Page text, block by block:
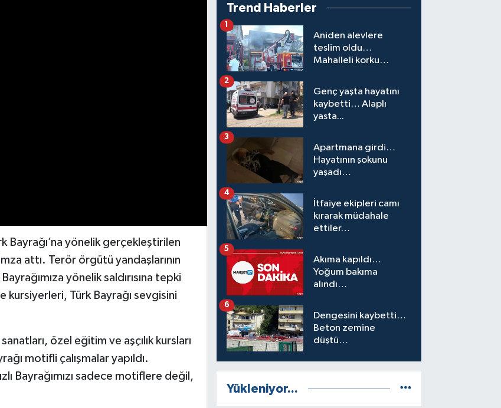
Bayrağı’na yönelik gerçekleştirilen
attı. Terör örgütü yandaşlarının
Bayrağımıza yönelik saldırısına tepki
Türk Bayrağı sevgisini
özel eğitim ve aşçılık kursları
motifli çalışmalar yapıldı.
Bayrağımızı sadece motiflere değil,
Trend Haberler
Aniden alevlere
teslim oldu…
Mahalleli korku
1
Genç yaşta hayatını
kaybetti… Alaplı
yasta...
2
Apartmana girdi…
Hayatının şokunu
yaşadı…
3
İtfaiye ekipleri camı
kırarak müdahale
ettiler…
4
Akıma kapıldı…
Yoğum bakıma
alındı…
5
Dengesini kaybetti…
Beton zemine
düştü…
6
Yükleniyor...